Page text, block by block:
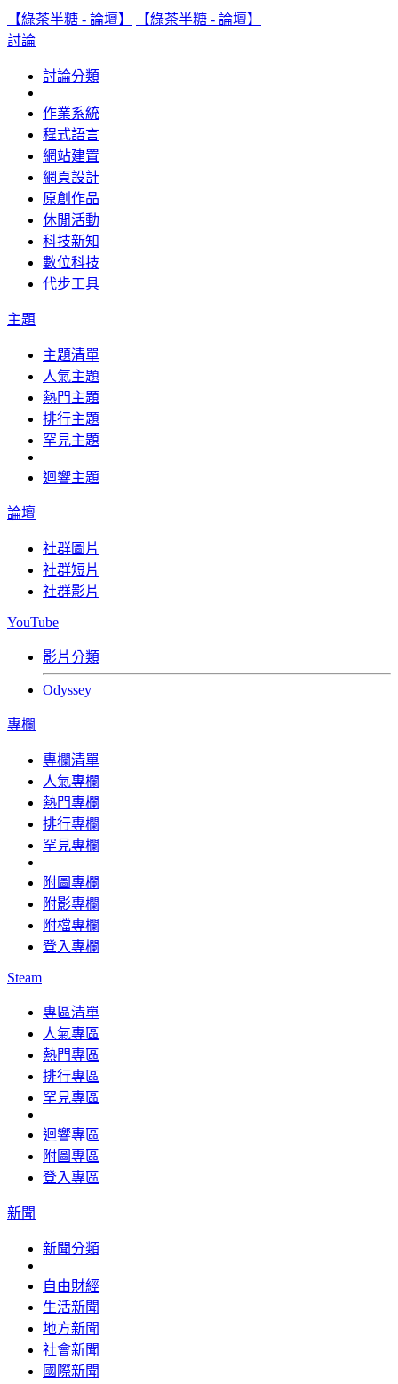
【綠茶半糖 - 論壇】
【綠茶半糖 - 論壇】
討論
討論分類
作業系統
程式語言
網站建置
網頁設計
原創作品
休閒活動
科技新知
數位科技
代步工具
主題
主題清單
人氣主題
熱門主題
排行主題
罕見主題
迴響主題
論壇
社群圖片
社群短片
社群影片
YouTube
影片分類
Odyssey
專欄
專欄清單
人氣專欄
熱門專欄
排行專欄
罕見專欄
附圖專欄
附影專欄
附檔專欄
登入專欄
Steam
專區清單
人氣專區
熱門專區
排行專區
罕見專區
迴響專區
附圖專區
登入專區
新聞
新聞分類
自由財經
生活新聞
地方新聞
社會新聞
國際新聞